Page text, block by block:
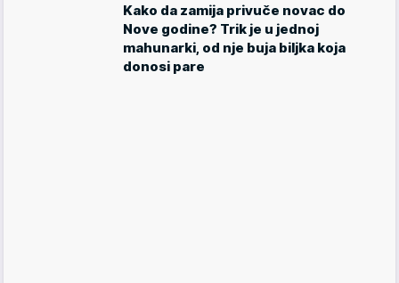
Kako da zamija privuče novac do
Nove godine? Trik je u jednoj
mahunarki, od nje buja biljka koja
donosi pare